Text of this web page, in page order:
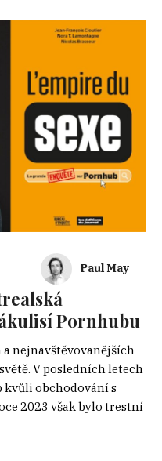
Paul May
Pornhubu
nejnavštěvovanějších
V posledních letech
kvůli obchodování s
2023 však bylo trestní